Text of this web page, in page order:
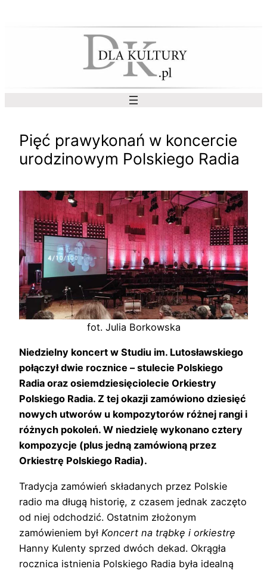
Pięć prawykonań w koncercie
urodzinowym Polskiego Radia
fot. Julia Borkowska
Niedzielny koncert w Studiu im. Lutosławskiego
połączył dwie rocznice – stulecie Polskiego
Radia oraz osiemdziesięciolecie Orkiestry
Polskiego Radia. Z tej okazji zamówiono dziesięć
nowych utworów u kompozytorów różnej rangi i
różnych pokoleń. W niedzielę wykonano cztery
kompozycje (plus jedną zamówioną przez
Orkiestrę Polskiego Radia).
Tradycja zamówień składanych przez Polskie
radio ma długą historię, z czasem jednak zaczęto
od niej odchodzić. Ostatnim złożonym
zamówieniem był Koncert na trąbkę i orkiestrę
Hanny Kulenty sprzed dwóch dekad. Okrągła
rocznica istnienia Polskiego Radia była idealną